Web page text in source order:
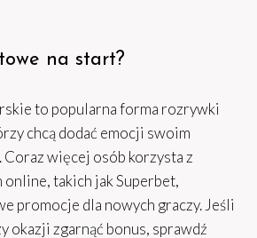
na start?
to popularna forma rozrywki
chcą dodać emocji swoim
więcej osób korzysta z
takich jak Superbet,
promocje dla nowych graczy. Jeśli
okazji zgarnąć bonus, sprawdź